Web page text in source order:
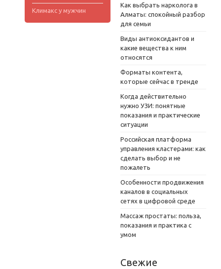
Климакс у мужчин
Как выбрать нарколога в
Алматы: спокойный разбор
для семьи
Виды антиоксидантов и
какие вещества к ним
относятся
Форматы контента,
которые сейчас в тренде
Когда действительно
нужно УЗИ: понятные
показания и практические
ситуации
Российская платформа
управления кластерами: как
сделать выбор и не
пожалеть
Особенности продвижения
каналов в социальных
сетях в цифровой среде
Массаж простаты: польза,
показания и практика с
умом
Свежие